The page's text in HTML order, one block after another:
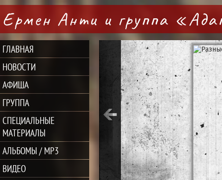
Ермен Анти и группа
ГЛАВНАЯ
НОВОСТИ
АФИША
ГРУППА
СПЕЦИАЛЬНЫЕ
МАТЕРИАЛЫ
АЛЬБОМЫ / MP3
ВИДЕО